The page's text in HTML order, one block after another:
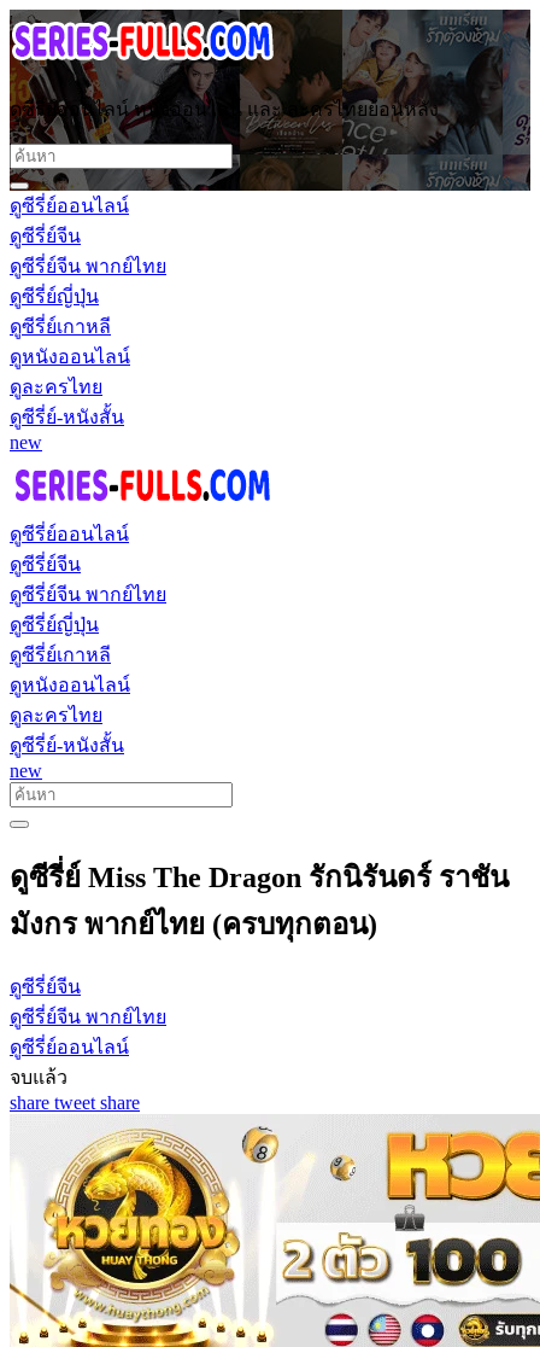
ดูซีรี่ย์ออนไลน์ หนังออนไลน์ และ ละครไทยย้อนหลัง
ดูซีรี่ย์ออนไลน์
ดูซีรี่ย์จีน
ดูซีรี่ย์จีน พากย์ไทย
ดูซีรี่ย์ญี่ปุ่น
ดูซีรี่ย์เกาหลี
ดูหนังออนไลน์
ดูละครไทย
ดูซีรี่ย์-หนังสั้น
new
ดูซีรี่ย์ออนไลน์
ดูซีรี่ย์จีน
ดูซีรี่ย์จีน พากย์ไทย
ดูซีรี่ย์ญี่ปุ่น
ดูซีรี่ย์เกาหลี
ดูหนังออนไลน์
ดูละครไทย
ดูซีรี่ย์-หนังสั้น
new
ดูซีรี่ย์ Miss The Dragon รักนิรันดร์ ราชัน
มังกร พากย์ไทย (ครบทุกตอน)
ดูซีรี่ย์จีน
ดูซีรี่ย์จีน พากย์ไทย
ดูซีรี่ย์ออนไลน์
จบแล้ว
share tweet share